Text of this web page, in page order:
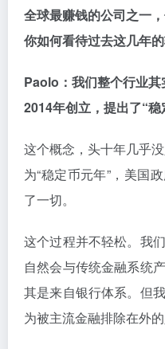
全球最赚钱的公司之一
你如何看待过去这几年
Paolo：我们整个行业
2014年创立，提出了“稳
这个概念，头十年几乎
为“稳定币元年”，美国
了一切。
这个过程并不轻松。我
自然会与传统金融系统
其是来自银行体系。但
为被主流金融排除在外的